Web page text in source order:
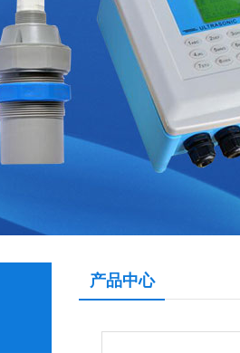
产品中心